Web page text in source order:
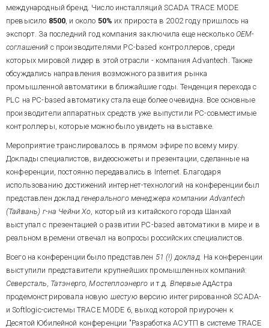
международный бренд. Число инсталляций SCADA TRACE MODE
превысило 8500, и около 50% их прироста в 2002 году пришлось на
экспорт. За последний год компания заключила еще несколько ОЕМ-
соглашений с производителями PC-based контроллеров, среди
которых мировой лидер в этой отрасли - компания Advantech. Также
обсуждались направления возможного развития рынка
промышленной автоматики в ближайшие годы. Тенденция перехода с
PLC на PC-based автоматику стала еще более очевидна. Все основные
производители аппаратных средств уже выпустили PC-совместимые
контроллеры, которые можно было увидеть на выставке.
Мероприятие транслировалось в прямом эфире по всему миру.
Доклады специалистов, видеосюжеты и презентации, сделанные на
конференции, постоянно передавались в Internet. Благодаря
использованию достижений интернет-технологий на конференции был
представлен доклад генерального менеджера компании Advantech
(Тайвань) г-на Чейни Хо, который из китайского города Шанхай
выступал с презентацией о развитии PC-based автоматики в мире и в
реальном времени отвечал на вопросы российских специалистов.
Всего на конференции было представлен 51 (!) доклад. На конференции
выступили представители крупнейших промышленных компаний:
Северсталь, Татэнерго, Мостеплоэнерго и т.д. ВпервыеАдАстра
продемонстрировала новую шестуюверсию интегрированной SCADA-
и Softlogic-системы TRACE MODE 6, выход которой приурочен к
Десятой Юбилейной конференции "Разработка АСУТП в системе TRACE